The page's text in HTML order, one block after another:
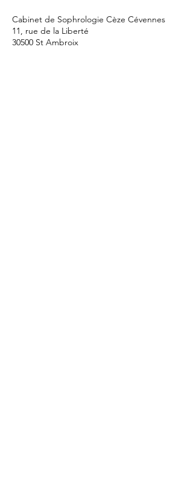
Cabinet de Sophrologie Cèze Cévennes
11, rue de la Liberté
30500 St Ambroix